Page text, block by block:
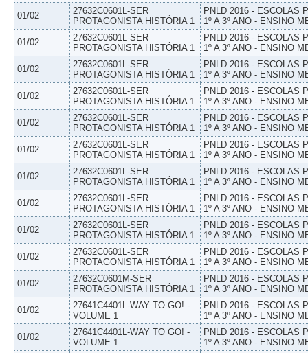
01/02
27632C0601L-SER
PROTAGONISTA HISTÓRIA 1
PNLD 2016 - ESCOLAS
1º A 3º ANO - ENSINO
01/02
27632C0601L-SER
PROTAGONISTA HISTÓRIA 1
PNLD 2016 - ESCOLAS
1º A 3º ANO - ENSINO
01/02
27632C0601L-SER
PROTAGONISTA HISTÓRIA 1
PNLD 2016 - ESCOLAS
1º A 3º ANO - ENSINO
01/02
27632C0601L-SER
PROTAGONISTA HISTÓRIA 1
PNLD 2016 - ESCOLAS
1º A 3º ANO - ENSINO
01/02
27632C0601L-SER
PROTAGONISTA HISTÓRIA 1
PNLD 2016 - ESCOLAS
1º A 3º ANO - ENSINO
01/02
27632C0601L-SER
PROTAGONISTA HISTÓRIA 1
PNLD 2016 - ESCOLAS
1º A 3º ANO - ENSINO
01/02
27632C0601L-SER
PROTAGONISTA HISTÓRIA 1
PNLD 2016 - ESCOLAS
1º A 3º ANO - ENSINO
01/02
27632C0601L-SER
PROTAGONISTA HISTÓRIA 1
PNLD 2016 - ESCOLAS
1º A 3º ANO - ENSINO
01/02
27632C0601L-SER
PROTAGONISTA HISTÓRIA 1
PNLD 2016 - ESCOLAS
1º A 3º ANO - ENSINO
01/02
27632C0601L-SER
PROTAGONISTA HISTÓRIA 1
PNLD 2016 - ESCOLAS
1º A 3º ANO - ENSINO
01/02
27632C0601M-SER
PROTAGONISTA HISTÓRIA 1
PNLD 2016 - ESCOLAS
1º A 3º ANO - ENSINO
01/02
27641C4401L-WAY TO GO! -
VOLUME 1
PNLD 2016 - ESCOLAS
1º A 3º ANO - ENSINO
01/02
27641C4401L-WAY TO GO! -
VOLUME 1
PNLD 2016 - ESCOLAS
1º A 3º ANO - ENSINO